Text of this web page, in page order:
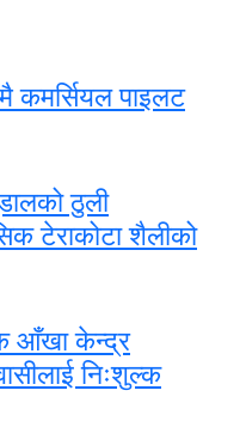
कमर्सियल पाइलट
ठुली
टेराकोटा शैलीको
आँखा केन्द्र
निःशुल्क